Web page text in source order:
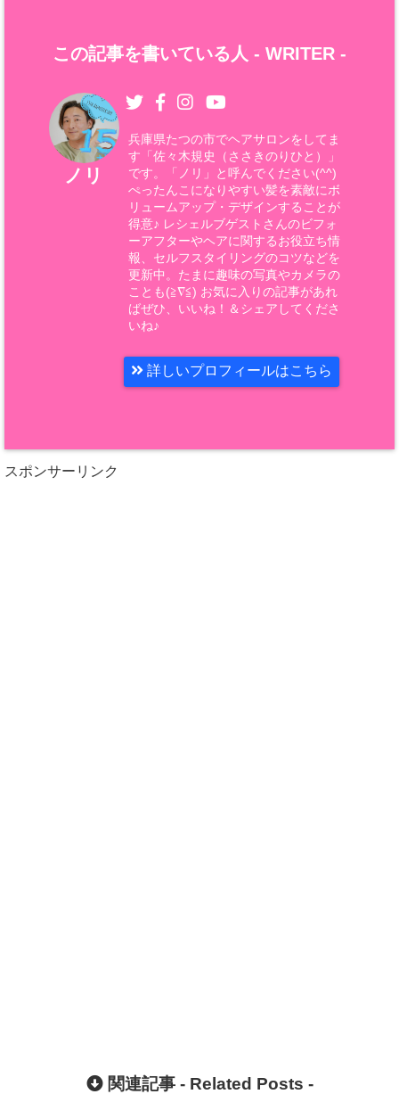
この記事を書いている人 - WRITER -
ノリ
兵庫県たつの市でヘアサロンをしてま
す「佐々木規史（ささきのりひと）」
です。「ノリ」と呼んでください(^^)
ぺったんこになりやすい髪を素敵にボ
リュームアップ・デザインすることが
得意♪ レシェルブゲストさんのビフォ
ーアフターやヘアに関するお役立ち情
報、セルフスタイリングのコツなどを
更新中。たまに趣味の写真やカメラの
ことも(≧∇≦) お気に入りの記事があれ
ばぜひ、いいね！＆シェアしてくださ
いね♪
詳しいプロフィールはこちら
スポンサーリンク
関連記事 - Related Posts -